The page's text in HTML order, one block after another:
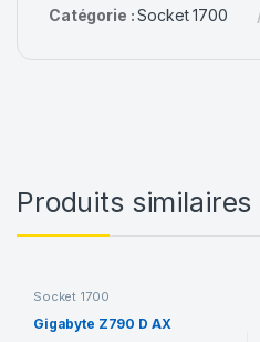
Catégorie :Socket 1700
Produits similaires
Socket 1700
Gigabyte Z790 D AX